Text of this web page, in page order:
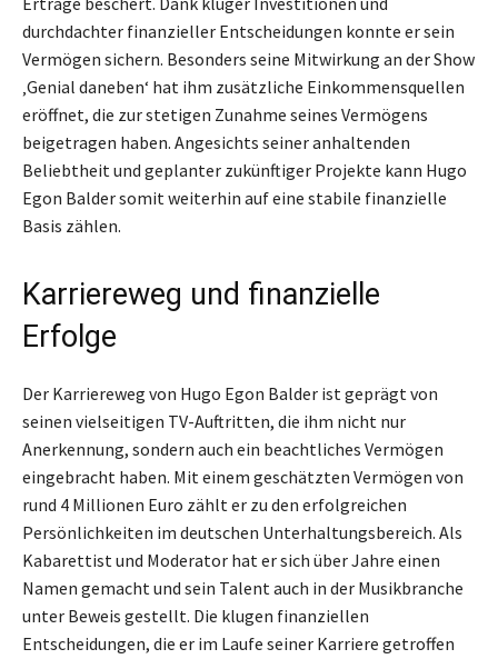
durchdachter finanzieller Entscheidungen konnte er sein
Vermögen sichern. Besonders seine Mitwirkung an der Show
‚Genial daneben‘ hat ihm zusätzliche Einkommensquellen
eröffnet, die zur stetigen Zunahme seines Vermögens
beigetragen haben. Angesichts seiner anhaltenden
Beliebtheit und geplanter zukünftiger Projekte kann Hugo
Egon Balder somit weiterhin auf eine stabile finanzielle
Basis zählen.
Karriereweg und finanzielle
Erfolge
Der Karriereweg von Hugo Egon Balder ist geprägt von
seinen vielseitigen TV-Auftritten, die ihm nicht nur
Anerkennung, sondern auch ein beachtliches Vermögen
eingebracht haben. Mit einem geschätzten Vermögen von
rund 4 Millionen Euro zählt er zu den erfolgreichen
Persönlichkeiten im deutschen Unterhaltungsbereich. Als
Kabarettist und Moderator hat er sich über Jahre einen
Namen gemacht und sein Talent auch in der Musikbranche
unter Beweis gestellt. Die klugen finanziellen
Entscheidungen, die er im Laufe seiner Karriere getroffen